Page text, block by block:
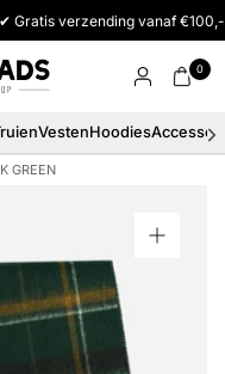
✔ Gratis verzending vanaf €100,-
0
VestenHoodies
GREEN